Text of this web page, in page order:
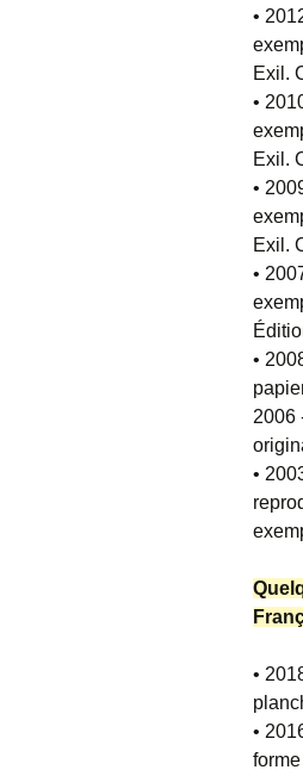
•
Exil.
•
Exil.
•
Exil.
•
•
2006
•
•
•